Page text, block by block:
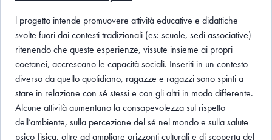
l progetto intende promuovere attività educative e didattiche
svolte fuori dai contesti tradizionali (es: scuole, sedi associative)
ritenendo che queste esperienze, vissute insieme ai propri
coetanei, accrescano le capacità sociali. Inseriti in un contesto
diverso da quello quotidiano, ragazze e ragazzi sono spinti a
stare in relazione con sé stessi e con gli altri in modo differente.
Alcune attività aumentano la consapevolezza sul rispetto
dell’ambiente, sulla percezione del sé nel mondo e sulla salute
psico-fisica, oltre ad ampliare orizzonti culturali e di scoperta del